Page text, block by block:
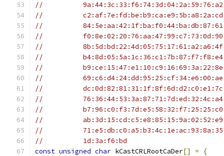
//
//
//
//
//
//
//
//
//
//
//
//
//
//          1d:3a:f6:bd
const unsigned char kCastCRLRootCaDer[] =
{